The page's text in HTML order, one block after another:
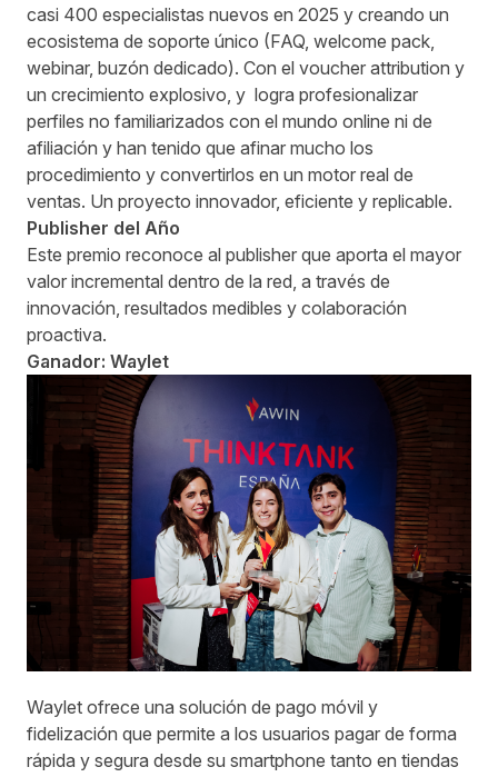
casi 400 especialistas nuevos en 2025 y creando un
ecosistema de soporte único (FAQ, welcome pack,
webinar, buzón dedicado). Con el voucher attribution y
un crecimiento explosivo, y logra profesionalizar
perfiles no familiarizados con el mundo online ni de
afiliación y han tenido que afinar mucho los
procedimiento y convertirlos en un motor real de
ventas. Un proyecto innovador, eficiente y replicable.
Publisher del Año
Este premio reconoce al publisher que aporta el mayor
valor incremental dentro de la red, a través de
innovación, resultados medibles y colaboración
proactiva.
Ganador: Waylet
Waylet ofrece una solución de pago móvil y
fidelización que permite a los usuarios pagar de forma
rápida y segura desde su smartphone tanto en tiendas